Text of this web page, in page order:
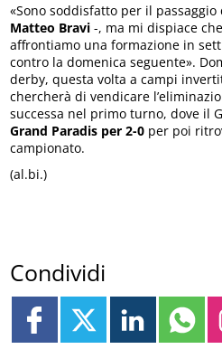
«Sono soddisfatto per il
Matteo Bravi -, ma mi dispiace
affrontiamo una formazione in
contro la domenica seguente».
derby, questa volta a campi
chercherà di vendicare
successa nel primo turno, dove il
Grand Paradis per 2-0 per poi
campionato.
(al.bi.)
Condividi